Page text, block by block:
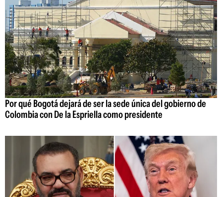
Por qué Bogotá dejará de ser la sede única del gobierno de
Colombia con De la Espriella como presidente